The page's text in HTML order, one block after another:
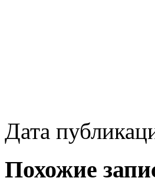
Дата
Похожие